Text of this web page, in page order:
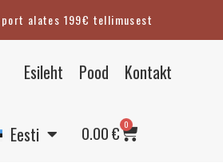
alates 199€ tellimusest
Esileht Pood Kontakt
Eesti
Suomi
Deutsch
0.00€ 0
Cart